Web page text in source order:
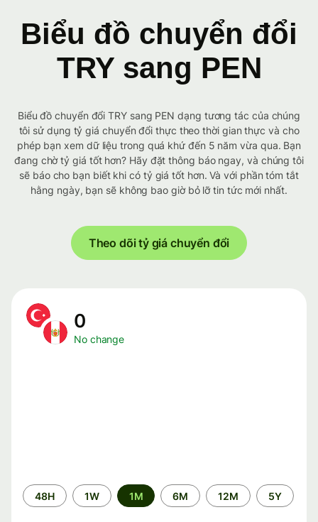
Biểu đồ chuyển đổi
TRY sang PEN
Biểu đồ chuyển đổi TRY sang PEN dạng tương tác của chúng
tôi sử dụng tỷ giá chuyển đổi thực theo thời gian thực và cho
phép bạn xem dữ liệu trong quá khứ đến 5 năm vừa qua. Bạn
đang chờ tỷ giá tốt hơn? Hãy đặt thông báo ngay, và chúng tôi
sẽ báo cho bạn biết khi có tỷ giá tốt hơn. Và với phần tóm tắt
hằng ngày, bạn sẽ không bao giờ bỏ lỡ tin tức mới nhất.
Theo dõi tỷ giá chuyển đổi
0
No change
Time
period
48H 1W 1M 6M 12M 5Y